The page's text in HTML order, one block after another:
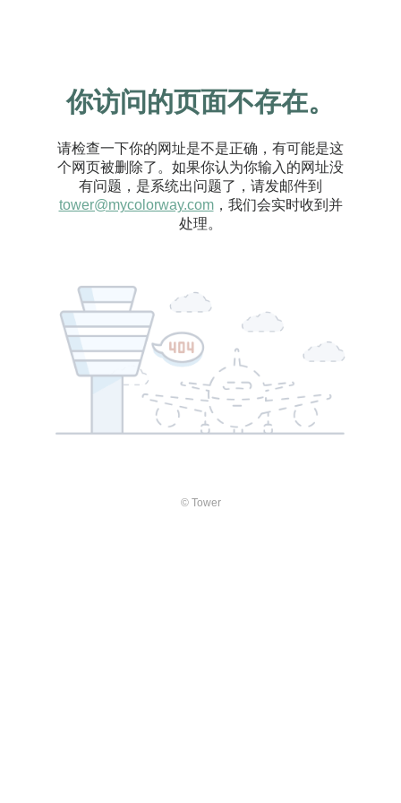
你访问的页面不存在。
请检查一下你的网址是不是正确，有可能是这
个网页被删除了。如果你认为你输入的网址没
有问题，是系统出问题了，请发邮件到
tower@mycolorway.com，我们会实时收到并
处理。
© Tower